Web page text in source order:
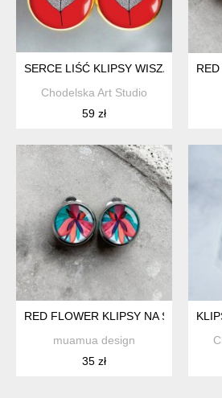
SERCE LIŚĆ KLIPSY WISZĄCE
Chodelska Art Studio
59 zł
RED FLOWER KLIPSY NA
muamua design
35 zł